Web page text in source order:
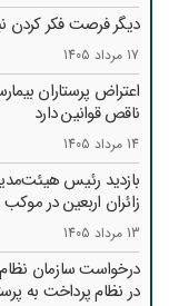
دیگر فرصت فکر کردن
17 مرداد 1405
اعتراض پرستاران
ناقص قوانین دارد
14 مرداد 1405
بازدید رئیس
زائران اربعین در
13 مرداد 1405
درخواست سازمان
در نظام پرداخت به